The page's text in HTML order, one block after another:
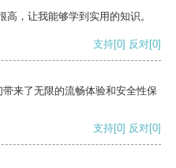
，让我能够学到实用的知识。
支持[0] 反对[0]
来了无限的流畅体验和安全性保
支持[0] 反对[0]